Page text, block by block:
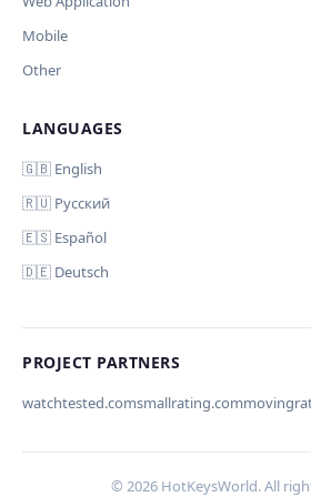
Your email (for notification)
Mobile
Other
LANGUAGES
🇬🇧 English
🇷🇺 Русский
🇪🇸 Español
🇩🇪 Deutsch
PROJECT PARTNERS
watchtested.comsmallrating.com
© 2026 HotKeysWorld. All